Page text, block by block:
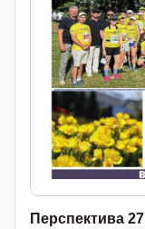
Перспектива 27